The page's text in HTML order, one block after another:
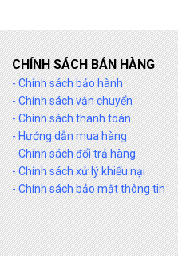
CHÍNH SÁCH BÁN HÀNG
- Chính sách bảo hành
- Chính sách vận chuyển
- Chính sách thanh toán
- Hướng dẫn mua hàng
- Chính sách đổi trả hàng
- Chính sách xử lý khiếu nại
- Chính sách bảo mật thông tin